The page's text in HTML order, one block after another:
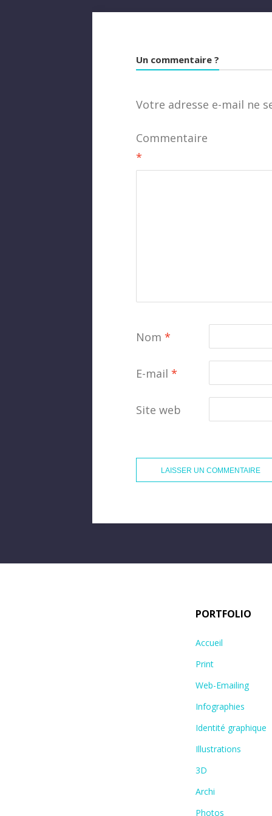
Un commentaire ?
Votre adresse e-mail ne
Commentaire
*
Nom *
E-mail *
Site web
PORTFOLIO
Accueil
Print
Web-Emailing
Infographies
Identité graphique
Illustrations
3D
Archi
Photos